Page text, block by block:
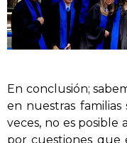
En conclusión;
en nuestras
veces, no es posible
por cuestiones que